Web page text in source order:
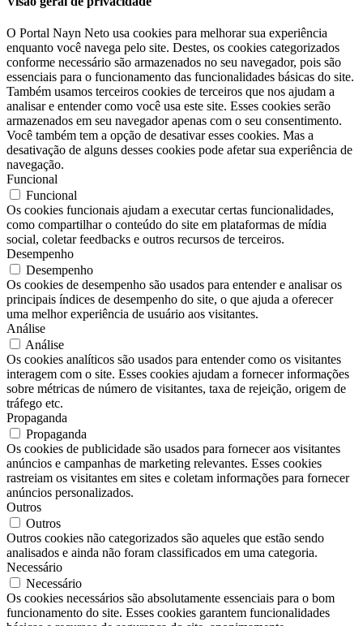
O Portal Nayn Neto usa cookies para melhorar sua experiência
enquanto você navega pelo site. Destes, os cookies categorizados
conforme necessário são armazenados no seu navegador, pois são
essenciais para o funcionamento das funcionalidades básicas do site.
Também usamos terceiros cookies de terceiros que nos ajudam a
analisar e entender como você usa este site. Esses cookies serão
armazenados em seu navegador apenas com o seu consentimento.
Você também tem a opção de desativar esses cookies. Mas a
desativação de alguns desses cookies pode afetar sua experiência de
navegação.
Funcional
Funcional
Os cookies funcionais ajudam a executar certas funcionalidades,
como compartilhar o conteúdo do site em plataformas de mídia
social, coletar feedbacks e outros recursos de terceiros.
Desempenho
Desempenho
Os cookies de desempenho são usados ​​para entender e analisar os
principais índices de desempenho do site, o que ajuda a oferecer
uma melhor experiência de usuário aos visitantes.
Análise
Análise
Os cookies analíticos são usados ​​para entender como os visitantes
interagem com o site. Esses cookies ajudam a fornecer informações
sobre métricas de número de visitantes, taxa de rejeição, origem de
tráfego etc.
Propaganda
Propaganda
Os cookies de publicidade são usados ​​para fornecer aos visitantes
anúncios e campanhas de marketing relevantes. Esses cookies
rastreiam os visitantes em sites e coletam informações para fornecer
anúncios personalizados.
Outros
Outros
Outros cookies não categorizados são aqueles que estão sendo
analisados ​​e ainda não foram classificados em uma categoria.
Necessário
Necessário
Os cookies necessários são absolutamente essenciais para o bom
funcionamento do site. Esses cookies garantem funcionalidades